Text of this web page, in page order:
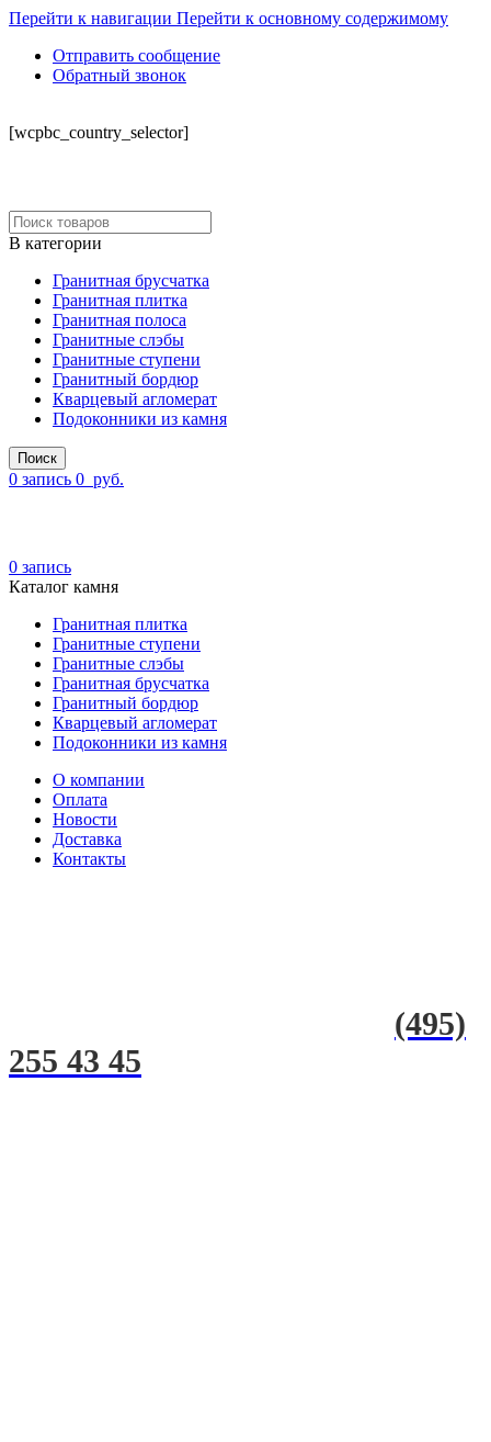
Перейти к навигации Перейти к основному содержимому
Отправить сообщение
Обратный звонок
[wcpbc_country_selector]
В категории
Гранитная брусчатка
Гранитная плитка
Гранитная полоса
Гранитные слэбы
Гранитные ступени
Гранитный бордюр
Кварцевый агломерат
Подоконники из камня
Поиск
0 запись 0 руб.
0 запись
Каталог камня
Гранитная плитка
Гранитные ступени
Гранитные слэбы
Гранитная брусчатка
Гранитный бордюр
Кварцевый агломерат
Подоконники из камня
О компании
Оплата
Новости
Доставка
Контакты
(495)
255 43 45